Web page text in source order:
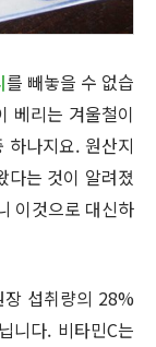
를 빼놓을 수 없습
베리는 겨울철이
하나지요. 원산지
다는 것이 알려졌
이것으로 대신하
섭취량의 28%
니다. 비타민C는